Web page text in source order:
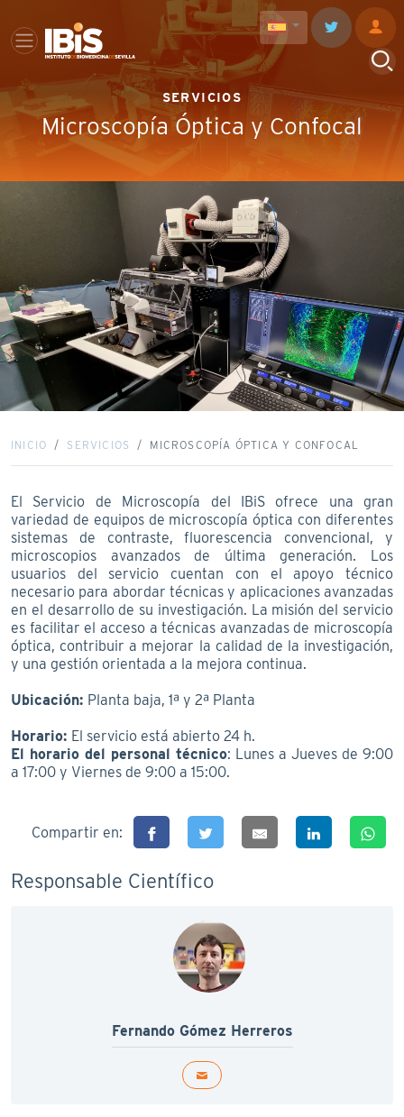
SERVICIOS
Microscopía Óptica y Confocal
INICIO SERVICIOS MICROSCOPÍA ÓPTICA Y CONFOCAL
El Servicio de Microscopía del IBiS ofrece una gran
variedad de equipos de microscopía óptica con diferentes
sistemas de contraste, fluorescencia convencional, y
microscopios avanzados de última generación. Los
usuarios del servicio cuentan con el apoyo técnico
necesario para abordar técnicas y aplicaciones avanzadas
en el desarrollo de su investigación. La misión del servicio
es facilitar el acceso a técnicas avanzadas de microscopía
óptica, contribuir a mejorar la calidad de la investigación,
y una gestión orientada a la mejora continua.
Ubicación: Planta baja, 1ª y 2ª Planta
Horario: El servicio está abierto 24 h.
El horario del personal técnico: Lunes a Jueves de 9:00
a 17:00 y Viernes de 9:00 a 15:00.
Compartir en:
Responsable Científico
Fernando Gómez Herreros